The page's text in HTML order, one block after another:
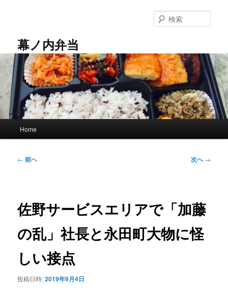
テ
ン
へ
移
動
幕ノ内弁当
索
Home
投
ゲ
ー
ョ
ン
← 前へ 次へ→
佐野サービスエリアで「加藤
の乱」社長と永田町大物に怪
しい接点
投稿日時:2019年9月4日